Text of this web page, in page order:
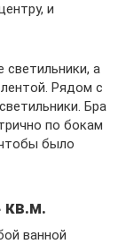
и
а
Рядом с
Бра
по бокам
было
кв.м.
ванной